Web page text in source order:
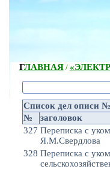
ГЛАВНАЯ/
Список дел описи №
№
заголовок
327 Переписка с
Я.М.Свердлова
328 Переписка с